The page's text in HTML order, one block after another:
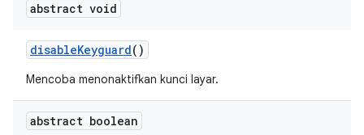
abstract void
disableKeyguard()
Mencoba menonaktifkan kunci layar.
abstract boolean